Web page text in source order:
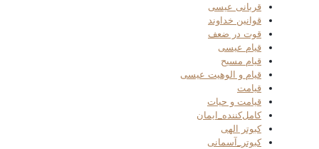
قربانی عیسی
قوانین خداوند
قوت در ضعف
قیام عیسی
قیام مسیح
قیام و الوهیت عیسی
قیامت
قیامت و حیات
کامل‌کننده_ایمان
کبوتر الهی
کبوتر_آسمانی